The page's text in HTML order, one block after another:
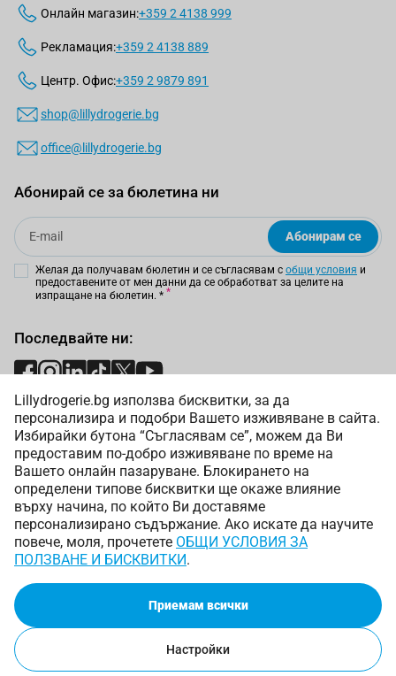
Lillydrogerie.bg използва бисквитки, за да
персонализира и подобри Вашето изживяване в сайта.
Избирайки бутона “Съгласявам се”, можем да Ви
предоставим по-добро изживяване по време на
Вашето онлайн пазаруване. Блокирането на
определени типове бисквитки ще окаже влияние
върху начина, по който Ви доставяме
персонализирано съдържание. Ако искате да научите
повече, моля, прочетете ОБЩИ УСЛОВИЯ ЗА
ПОЛЗВАНЕ И БИСКВИТКИ.
Приемам всички
Настройки
Онлайн магазин:+359 2 4138 999
Рекламация:+359 2 4138 889
Центр. Офис:+359 2 9879 891
shop@lillydrogerie.bg
office@lillydrogerie.bg
Абонирай се за бюлетина ни
Email
Абонирам се
Желая да получавам бюлетин и се съгласявам с общи условия и
предоставените от мен данни да се обработват за целите на
изпращане на бюлетин. *
Последвайте ни:
Начини на плащане:
Начини на доставка:
Copyright © 2025 Лили Дрогерие ЕООД. Всички права
запазени.
Онлайн магазин от